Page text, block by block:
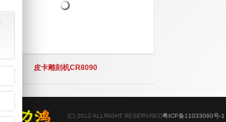
皮卡雕刻机CR8090
(C) 2012 ALLRIGHT RESERVRED粤ICP备11033060号-1